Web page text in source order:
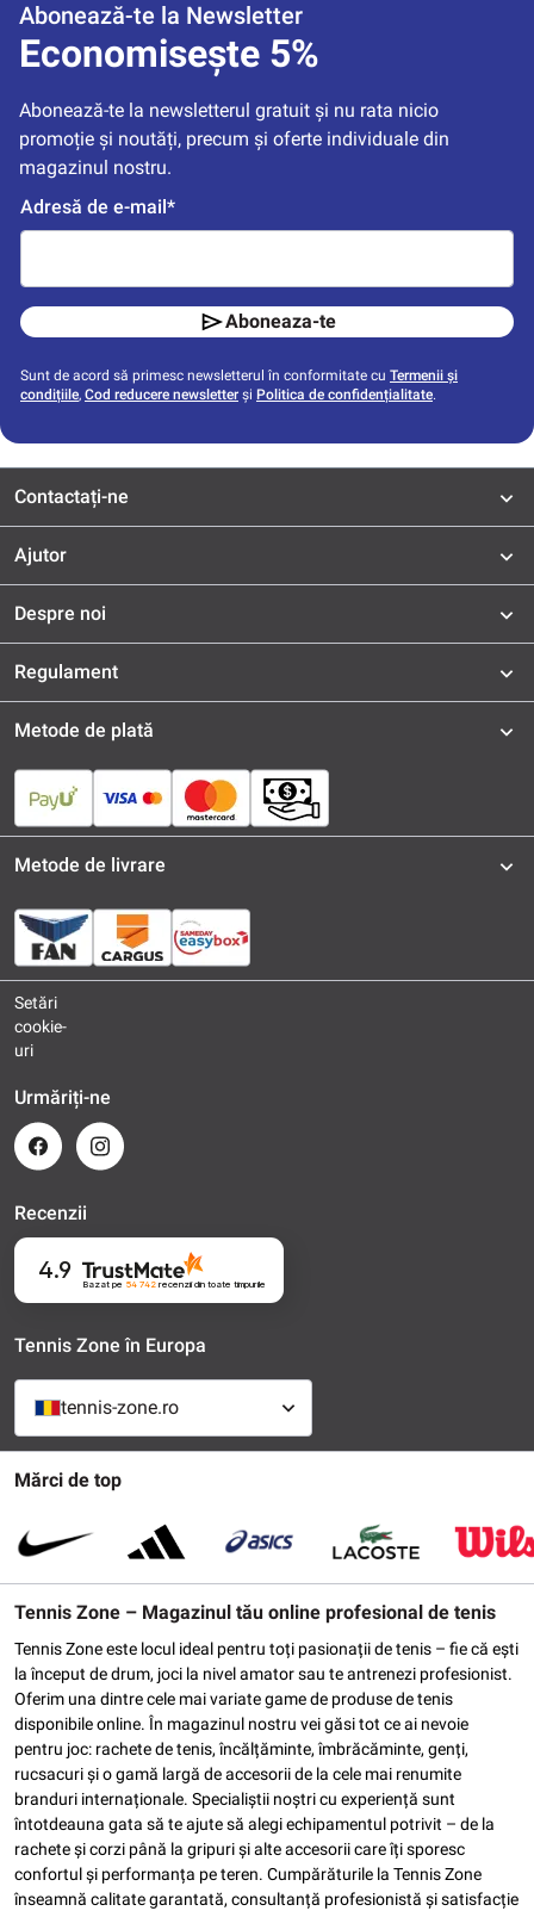
Abonează-te la Newsletter
Economisește 5%
Abonează-te la newsletterul gratuit și nu rata nicio
promoție și noutăți, precum și oferte individuale din
magazinul nostru.
Adresă de e-mail*
Aboneaza-te
Sunt de acord să primesc newsletterul în conformitate cu Termenii și
condițiile, Cod reducere newsletter și Politica de confidențialitate.
Contactați-ne
Ajutor
Despre noi
Regulament
Mărci de top
Tennis Zone – Magazinul tău online profesional de tenis
Tennis Zone este locul ideal pentru toți pasionații de tenis – fie că ești
la început de drum, joci la nivel amator sau te antrenezi profesionist.
Oferim una dintre cele mai variate game de produse de tenis
disponibile online. În magazinul nostru vei găsi tot ce ai nevoie
pentru joc: rachete de tenis, încălțăminte, îmbrăcăminte, genți,
rucsacuri și o gamă largă de accesorii de la cele mai renumite
branduri internaționale. Specialiștii noștri cu experiență sunt
întotdeauna gata să te ajute să alegi echipamentul potrivit – de la
rachete și corzi până la gripuri și alte accesorii care îți sporesc
confortul și performanța pe teren. Cumpărăturile la Tennis Zone
înseamnă calitate garantată, consultanță profesionistă și satisfacție
Metode de plată
Metode de livrare
Setări
cookie-
uri
Urmăriți-ne
Recenzii
4.9
Bazat pe 54 742recenziidin toate timpurile
Tennis Zone în Europa
tennis-zone.ro